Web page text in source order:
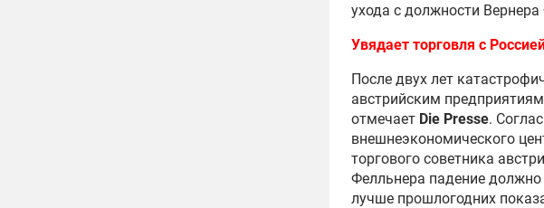
ухода с должности
Увядает торговля с
После двух лет
австрийским
отмечает Die Presse.
внешнеэкономического
торгового советника
Фелльнера падение должно
лучше прошлогодних